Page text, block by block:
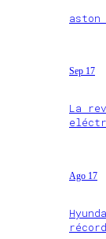
aston
Sep 17
La
Ago 17